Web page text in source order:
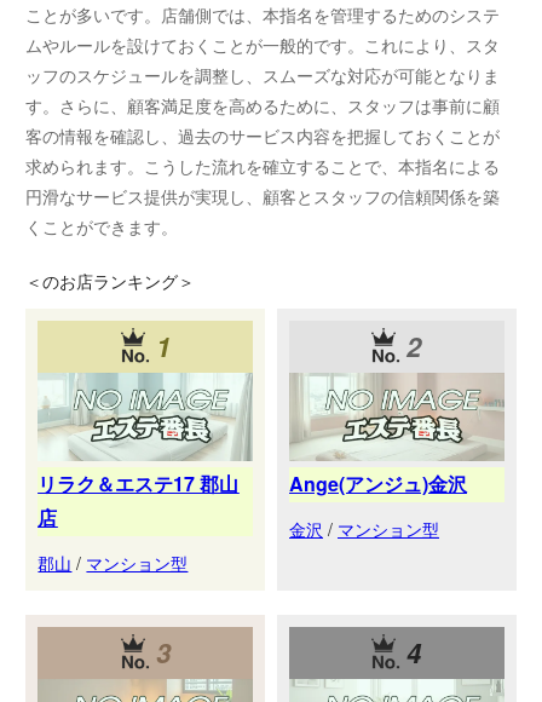
ことが多いです。店舗側では、本指名を管理するためのシステ
ムやルールを設けておくことが一般的です。これにより、スタ
ッフのスケジュールを調整し、スムーズな対応が可能となりま
す。さらに、顧客満足度を高めるために、スタッフは事前に顧
客の情報を確認し、過去のサービス内容を把握しておくことが
求められます。こうした流れを確立することで、本指名による
円滑なサービス提供が実現し、顧客とスタッフの信頼関係を築
くことができます。
＜のお店ランキング＞
1
リラク＆エステ17 郡山
店
郡山 / マンション型
2
Ange(アンジュ)金沢
金沢 / マンション型
3 4